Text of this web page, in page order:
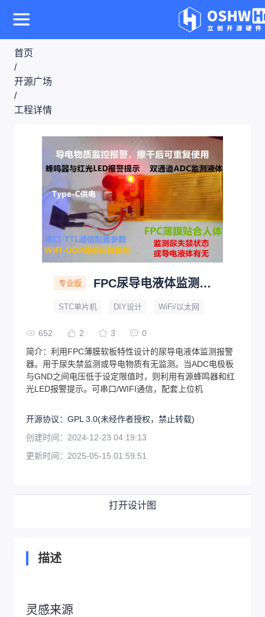
首页
/
开源广场
/
工程详情
专业版 FPC尿导电液体监测报警器
STC单片机 DIY设计 WiFi/以太网
652 2 3
0
简介： 利用FPC薄膜软板特性设计的尿导电液体监测报警
器。用于尿失禁监测或导电物质有无监测。当ADC电极板
与GND之间电压低于设定限值时，则利用有源蜂鸣器和红
光LED报警提示。可串口/WIFI通信，配套上位机
开源协议： GPL 3.0(未经作者授权，禁止转载)
创建时间： 2024-12-23 04:19:13
更新时间： 2025-05-15 01:59:51
打开设计图
描述
灵感来源